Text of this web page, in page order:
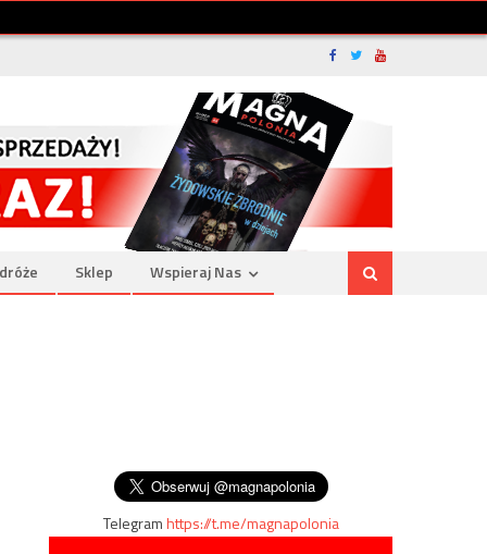
Sklep Wspieraj Nas
Telegramhttps://t.me/magnapolonia